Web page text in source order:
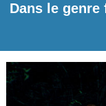
Dans le